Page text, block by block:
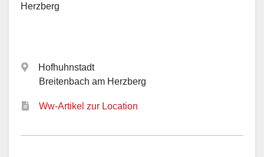
Herzberg
Hofhuhnstadt
Breitenbach am Herzberg
Ww-Artikel zur Location